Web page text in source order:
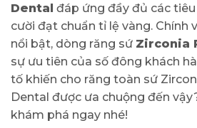
Dental đáp ứng đầy đủ các
cười đạt chuẩn tỉ lệ vàng. Chính
nổi bật, dòng răng sứ Zirconia
sự ưu tiên của số đông khách
tố khiến cho răng toàn sứ
Dental được ưa chuộng đến
khám phá ngay nhé!